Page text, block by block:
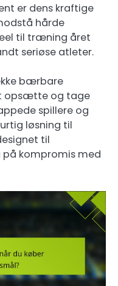
er dens kraftige
hårde
til træning året
seriøse atleter.
bærbare
opsætte og tage
spillere og
løsning til
til
kompromis med